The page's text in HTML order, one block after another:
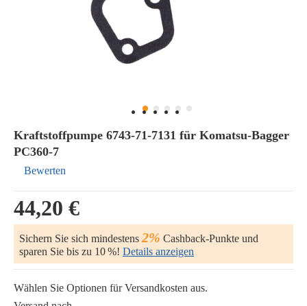
Kraftstoffpumpe 6743-71-7131 für Komatsu-Bagger
PC360-7
Bewerten
44,20 €
Sichern Sie sich mindestens 2% Cashback-Punkte und
sparen Sie bis zu 10 %! Details anzeigen
Wählen Sie Optionen für Versandkosten aus.